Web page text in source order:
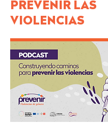
PREVENIR LAS
VIOLENCIAS